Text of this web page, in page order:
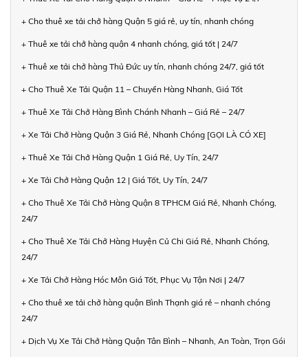
+ Cho thuê xe tải chở hàng Quận 5 giá rẻ, uy tín, nhanh chóng
+ Thuê xe tải chở hàng quận 4 nhanh chóng, giá tốt | 24/7
+ Thuê xe tải chở hàng Thủ Đức uy tín, nhanh chóng 24/7, giá tốt
+ Cho Thuê Xe Tải Quận 11 – Chuyển Hàng Nhanh, Giá Tốt
+ Thuê Xe Tải Chở Hàng Bình Chánh Nhanh – Giá Rẻ – 24/7
+ Xe Tải Chở Hàng Quận 3 Giá Rẻ, Nhanh Chóng [GỌI LÀ CÓ XE]
+ Thuê Xe Tải Chở Hàng Quận 1 Giá Rẻ, Uy Tín, 24/7
+ Xe Tải Chở Hàng Quận 12 | Giá Tốt, Uy Tín, 24/7
+ Cho Thuê Xe Tải Chở Hàng Quận 8 TPHCM Giá Rẻ, Nhanh Chóng,
24/7
+ Cho Thuê Xe Tải Chở Hàng Huyện Củ Chi Giá Rẻ, Nhanh Chóng,
24/7
+ Xe Tải Chở Hàng Hóc Môn Giá Tốt, Phục Vụ Tận Nơi | 24/7
+ Cho thuê xe tải chở hàng quận Bình Thạnh giá rẻ – nhanh chóng
24/7
+ Dịch Vụ Xe Tải Chở Hàng Quận Tân Bình – Nhanh, An Toàn, Trọn Gói